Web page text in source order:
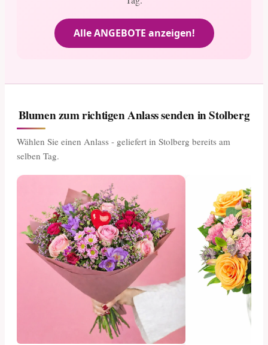
Alle ANGEBOTE anzeigen!
Blumen zum richtigen Anlass senden in Stolberg
Wählen Sie einen Anlass - geliefert in Stolberg bereits am
selben Tag.